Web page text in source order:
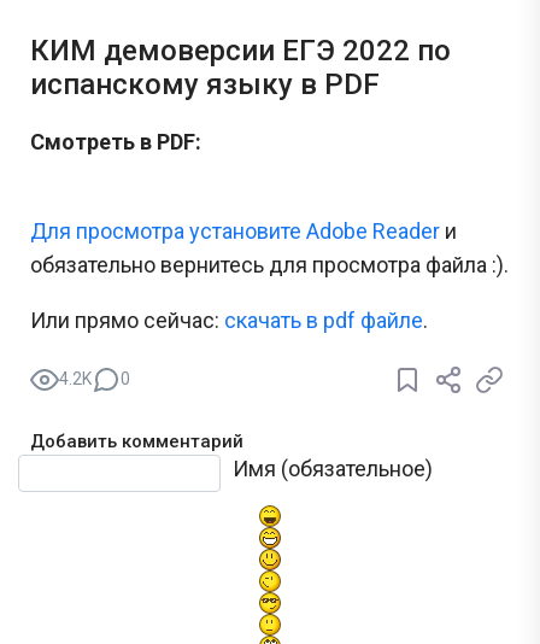
КИМ демоверсии ЕГЭ 2022 по
испанскому языку в PDF
Смотреть в PDF:
Для просмотра установите Adobe Reader и
обязательно вернитесь для просмотра файла :).
Или прямо сейчас: cкачать в pdf файле.
4.2K 0
Добавить комментарий
Имя (обязательное)